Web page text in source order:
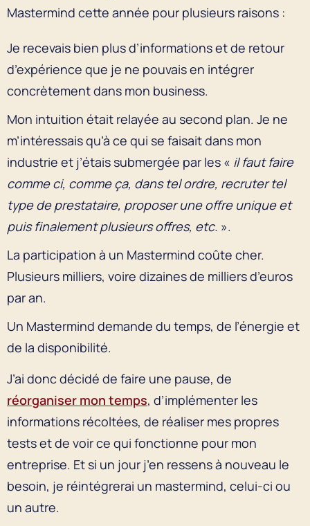
Mastermind cette année pour plusieurs raisons :
Je recevais bien plus d’informations et de retour
d’expérience que je ne pouvais en intégrer
concrètement dans mon business.
Mon intuition était relayée au second plan. Je ne
m’intéressais qu’à ce qui se faisait dans mon
industrie et j’étais submergée par les « il faut faire
comme ci, comme ça, dans tel ordre, recruter tel
type de prestataire, proposer une offre unique et
puis finalement plusieurs offres, etc. ».
La participation à un Mastermind coûte cher.
Plusieurs milliers, voire dizaines de milliers d’euros
par an.
Un Mastermind demande du temps, de l’énergie et
de la disponibilité.
J’ai donc décidé de faire une pause, de
réorganiser mon temps, d’implémenter les
informations récoltées, de réaliser mes propres
tests et de voir ce qui fonctionne pour mon
entreprise. Et si un jour j’en ressens à nouveau le
besoin, je réintégrerai un mastermind, celui-ci ou
un autre.